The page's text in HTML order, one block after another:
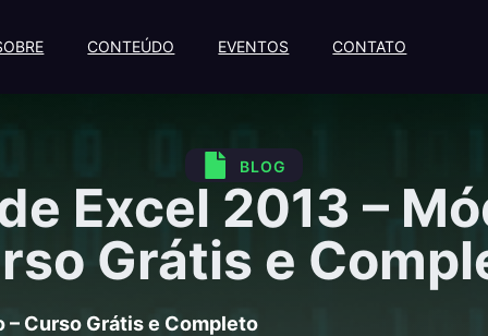
CONTEÚDO EVENTOS CONTATO
BLOG
Excel 2013 –
Grátis e
– Curso Grátis e Completo